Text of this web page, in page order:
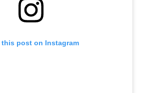
this post on Instagram